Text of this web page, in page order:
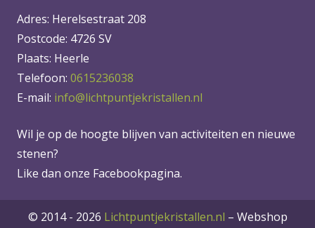
Adres: Herelsestraat 208
Postcode: 4726 SV
Plaats: Heerle
Telefoon: 0615236038
E-mail: info@lichtpuntjekristallen.nl
Wil je op de hoogte blijven van activiteiten en nieuwe
stenen?
Like dan onze Facebookpagina.
© 2014 - 2026 Lichtpuntjekristallen.nl – Webshop